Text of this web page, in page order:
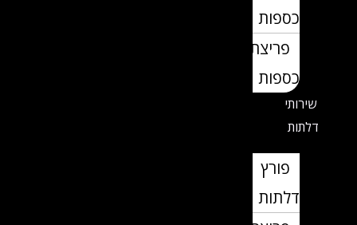
כספות
פריצת
כספות
שירותי
דלתות
פורץ
דלתות